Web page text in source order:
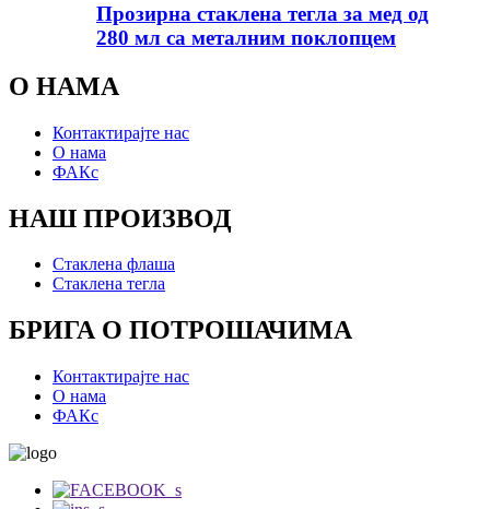
Прозирна стаклена тегла за мед од
280 мл са металним поклопцем
О НАМА
Контактирајте нас
О нама
ФАКс
НАШ ПРОИЗВОД
Стаклена флаша
Стаклена тегла
БРИГА О ПОТРОШАЧИМА
Контактирајте нас
О нама
ФАКс